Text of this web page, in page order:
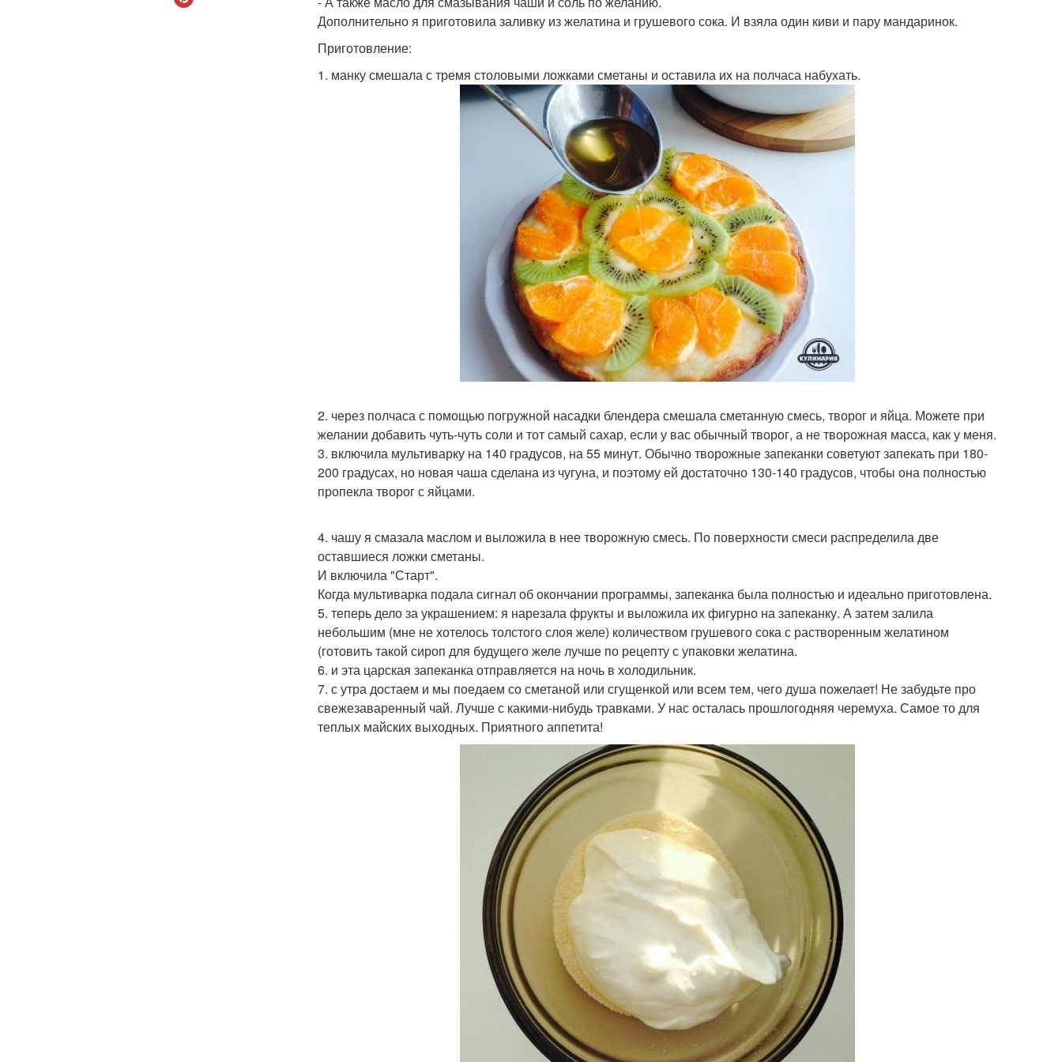
Дополнительно я приготовила заливку из желатина и грушевого сока. И взяла один киви и пару мандаринок.
Приготовление:
1. манку смешала с тремя столовыми ложками сметаны и оставила их на полчаса набухать.
2. через полчаса с помощью погружной насадки блендера смешала сметанную смесь, творог и яйца. Можете при
желании добавить чуть-чуть соли и тот самый сахар, если у вас обычный творог, а не творожная масса, как у меня.
3. включила мультиварку на 140 градусов, на 55 минут. Обычно творожные запеканки советуют запекать при 180-
200 градусах, но новая чаша сделана из чугуна, и поэтому ей достаточно 130-140 градусов, чтобы она полностью
пропекла творог с яйцами.
4. чашу я смазала маслом и выложила в нее творожную смесь. По поверхности смеси распределила две
оставшиеся ложки сметаны.
И включила "Старт".
Когда мультиварка подала сигнал об окончании программы, запеканка была полностью и идеально приготовлена.
5. теперь дело за украшением: я нарезала фрукты и выложила их фигурно на запеканку. А затем залила
небольшим (мне не хотелось толстого слоя желе) количеством грушевого сока с растворенным желатином
(готовить такой сироп для будущего желе лучше по рецепту с упаковки желатина.
6. и эта царская запеканка отправляется на ночь в холодильник.
7. с утра достаем и мы поедаем со сметаной или сгущенкой или всем тем, чего душа пожелает! Не забудьте про
свежезаваренный чай. Лучше с какими-нибудь травками. У нас осталась прошлогодняя черемуха. Самое то для
теплых майских выходных. Приятного аппетита!